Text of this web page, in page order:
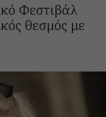
Φεστιβάλ
θεσμός με